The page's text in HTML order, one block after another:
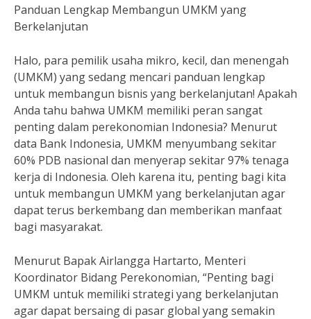
Panduan Lengkap Membangun UMKM yang
Berkelanjutan
Halo, para pemilik usaha mikro, kecil, dan menengah
(UMKM) yang sedang mencari panduan lengkap
untuk membangun bisnis yang berkelanjutan! Apakah
Anda tahu bahwa UMKM memiliki peran sangat
penting dalam perekonomian Indonesia? Menurut
data Bank Indonesia, UMKM menyumbang sekitar
60% PDB nasional dan menyerap sekitar 97% tenaga
kerja di Indonesia. Oleh karena itu, penting bagi kita
untuk membangun UMKM yang berkelanjutan agar
dapat terus berkembang dan memberikan manfaat
bagi masyarakat.
Menurut Bapak Airlangga Hartarto, Menteri
Koordinator Bidang Perekonomian, “Penting bagi
UMKM untuk memiliki strategi yang berkelanjutan
agar dapat bersaing di pasar global yang semakin